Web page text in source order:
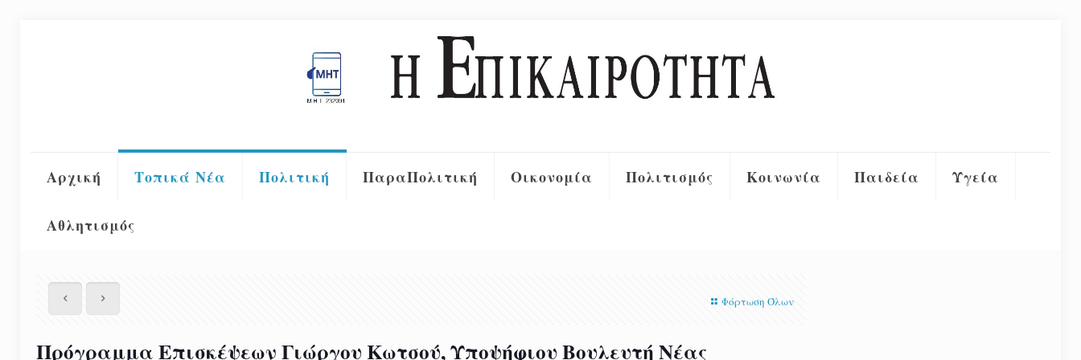
Αρχική Τοπικά Νέα Πολιτική ΠαραΠολιτική Οικονομία Πολιτισμός Κοινωνία Παιδεία Υγεία
Αθλητισμός
Φόρτωση Όλων
Πρόγραμμα Επισκέψεων Γιώργου Κωτσού, Υποψήφιου Βουλευτή Νέας